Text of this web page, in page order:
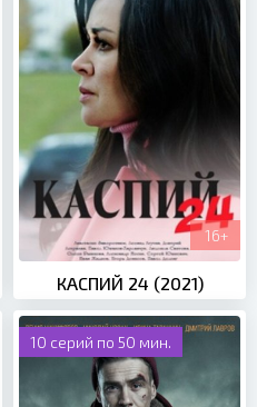
16+
КАСПИЙ 24 (2021)
10 серий по 50 мин.